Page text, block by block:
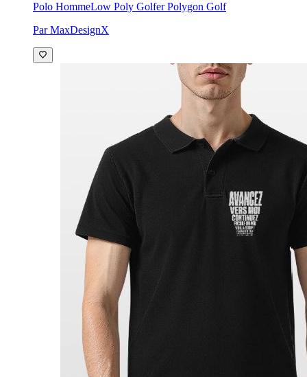
Polo HommeLow Poly Golfer Polygon Golf
Par MaxDesignX